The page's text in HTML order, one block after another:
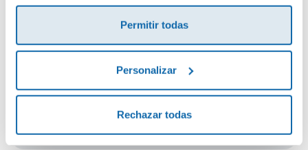
Permitir todas
Personalizar
Rechazar todas